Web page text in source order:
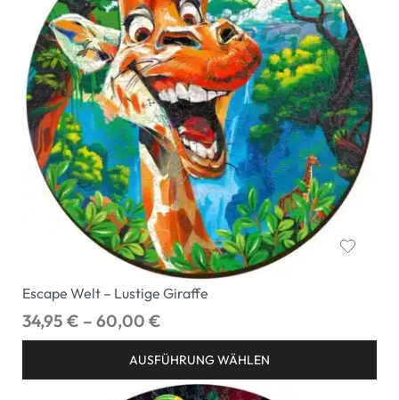
Escape Welt – Lustige Giraffe
34,95 € – 60,00 €
AUSFÜHRUNG WÄHLEN